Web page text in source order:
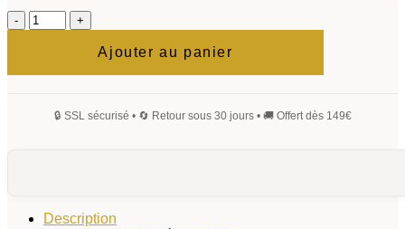
quantité
de
Ajouter au panier
Description